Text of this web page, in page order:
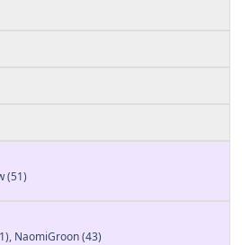
(51)
, NaomiGroon(43)